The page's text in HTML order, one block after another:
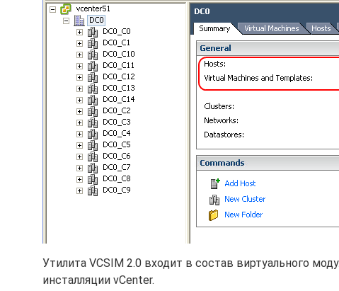
Утилита VCSIM 2.0 входит в состав виртуального
инсталляции vCenter.